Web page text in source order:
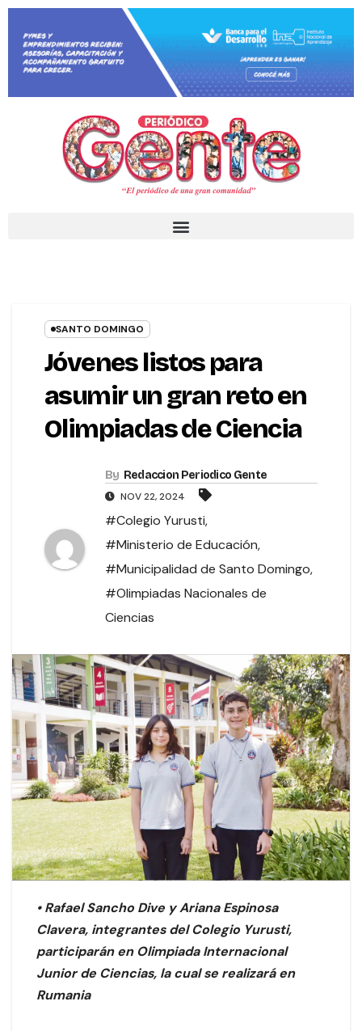
SANTO DOMINGO
Jóvenes listos para
asumir un gran reto en
Olimpiadas de Ciencia
By Redaccion Periodico Gente
NOV 22, 2024
#Colegio Yurusti,
#Ministerio de Educación,
#Municipalidad de Santo Domingo,
#Olimpiadas Nacionales de
Ciencias
• Rafael Sancho Dive y Ariana Espinosa
Clavera, integrantes del Colegio Yurusti,
participarán en Olimpiada Internacional
Junior de Ciencias, la cual se realizará en
Rumania